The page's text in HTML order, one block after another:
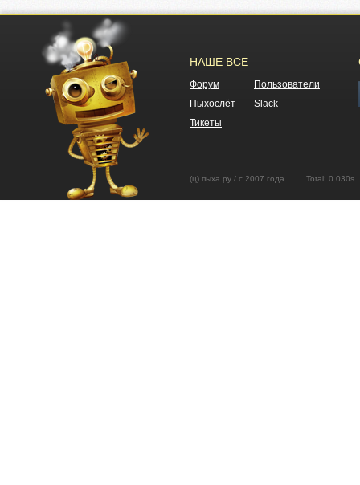
НАШЕ ВСЕ
Форум
Пользователи
Пыхослёт
Slack
Тикеты
(ц) пыха.ру / с 2007 года Total: